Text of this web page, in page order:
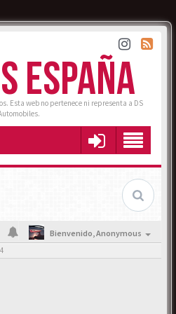
ESPAÑA
Esta web no pertenece ni representa a DS
Bienvenido,Anonymous